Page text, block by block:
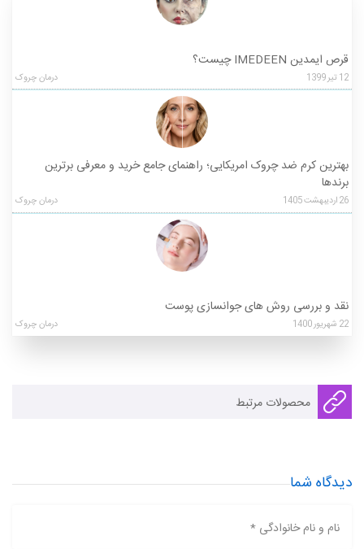
قرص ایمدین IMEDEEN چیست؟
12تیر1399 درمان چروک
بهترین کرم ضد چروک امریکایی؛ راهنمای جامع خرید و معرفی برترین
برندها
26اردیبهشت1405 درمان چروک
نقد و بررسی روش های جوانسازی پوست
22 شهریور1400 درمان چروک
محصولات مرتبط
دیدگاه شما
نام و نام خانوادگی *